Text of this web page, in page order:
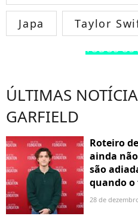
Japa Taylor
TODOS OS
ÚLTIMAS
GARFIELD
Roteiro
ainda
são
quando o
28 de